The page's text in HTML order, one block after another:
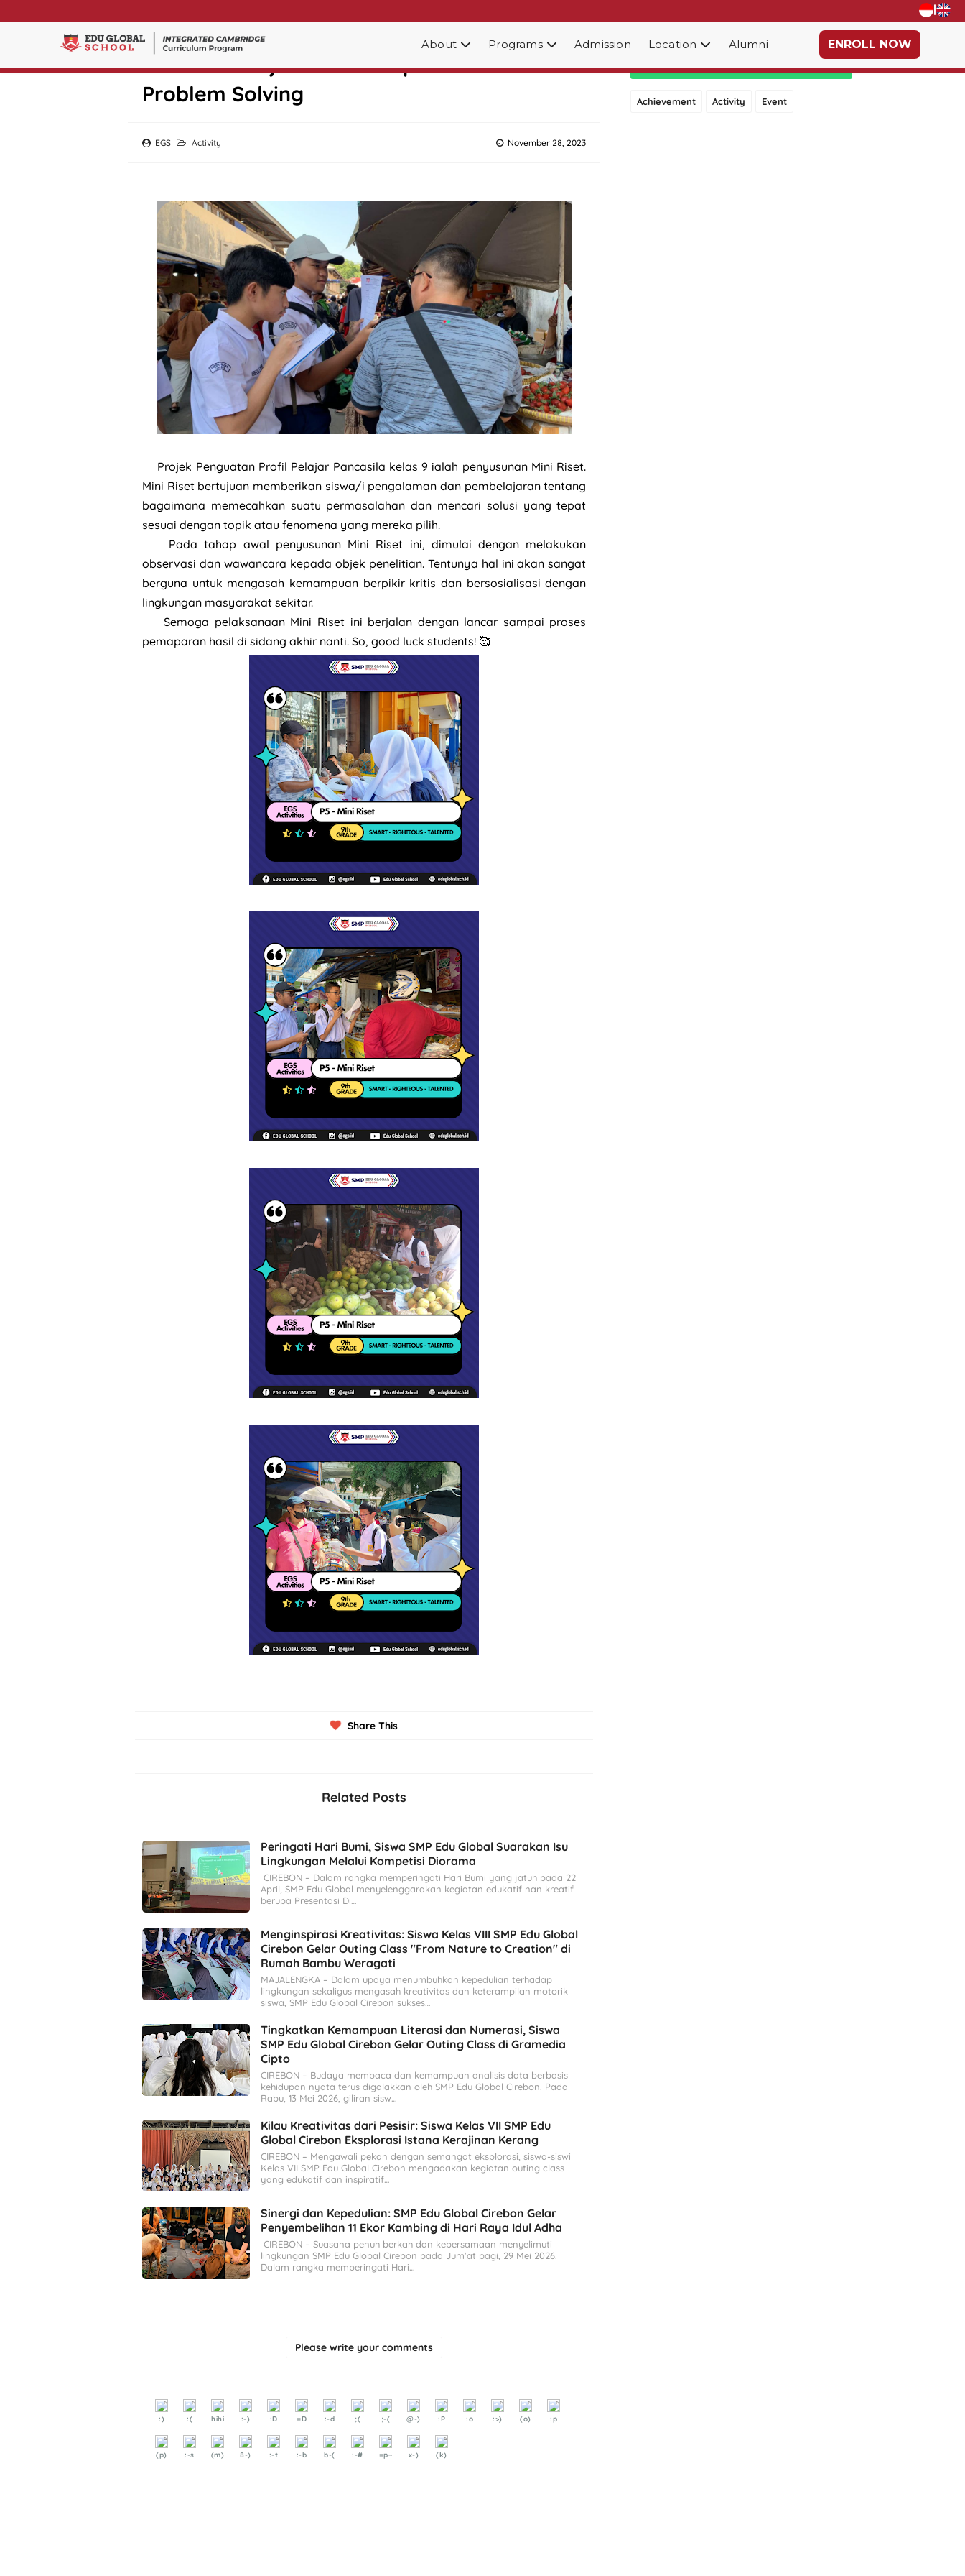
|
About Programs Admission Location Alumni ENROLL NOW
Mini Riset - Ajak Siswa Berpikir Kritis dan
Problem Solving
EGS November 28, 2023
Activity
Projek Penguatan Profil Pelajar Pancasila kelas 9 ialah penyusunan Mini Riset.
Mini Riset bertujuan memberikan siswa/i pengalaman dan pembelajaran tentang
bagaimana memecahkan suatu permasalahan dan mencari solusi yang tepat
sesuai dengan topik atau fenomena yang mereka pilih.
Pada tahap awal penyusunan Mini Riset ini, dimulai dengan melakukan
observasi dan wawancara kepada objek penelitian. Tentunya hal ini akan sangat
berguna untuk mengasah kemampuan berpikir kritis dan bersosialisasi dengan
lingkungan masyarakat sekitar.
Semoga pelaksanaan Mini Riset ini berjalan dengan lancar sampai proses
pemaparan hasil di sidang akhir nanti. So, good luck students! 🥰
Share This
Related Posts
Peringati Hari Bumi, Siswa SMP Edu Global Suarakan Isu
Lingkungan Melalui Kompetisi Diorama
CIREBON – Dalam rangka memperingati Hari Bumi yang jatuh pada 22
April, SMP Edu Global menyelenggarakan kegiatan edukatif nan kreatif
berupa Presentasi Di…
Menginspirasi Kreativitas: Siswa Kelas VIII SMP Edu Global
Cirebon Gelar Outing Class "From Nature to Creation" di
Rumah Bambu Weragati
MAJALENGKA – Dalam upaya menumbuhkan kepedulian terhadap
lingkungan sekaligus mengasah kreativitas dan keterampilan motorik
siswa, SMP Edu Global Cirebon sukses…
Tingkatkan Kemampuan Literasi dan Numerasi, Siswa
SMP Edu Global Cirebon Gelar Outing Class di Gramedia
Cipto
CIREBON – Budaya membaca dan kemampuan analisis data berbasis
kehidupan nyata terus digalakkan oleh SMP Edu Global Cirebon. Pada
Rabu, 13 Mei 2026, giliran sisw…
Kilau Kreativitas dari Pesisir: Siswa Kelas VII SMP Edu
Global Cirebon Eksplorasi Istana Kerajinan Kerang
CIREBON – Mengawali pekan dengan semangat eksplorasi, siswa-siswi
Kelas VII SMP Edu Global Cirebon mengadakan kegiatan outing class
yang edukatif dan inspiratif…
Sinergi dan Kepedulian: SMP Edu Global Cirebon Gelar
Penyembelihan 11 Ekor Kambing di Hari Raya Idul Adha
CIREBON – Suasana penuh berkah dan kebersamaan menyelimuti
lingkungan SMP Edu Global Cirebon pada Jum'at pagi, 29 Mei 2026.
Dalam rangka memperingati Hari…
Please write your comments
:) :( hihi :-) :D =D :-d ;( ;-( @-) :P :o :>) (o) :p
(p) :-s (m) 8-) :-t :-b b-( :-# =p~ x-) (k)
Category
Achievement Activity Event